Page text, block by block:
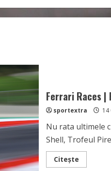
Ferrari Races |
sportextra 14
Nu rata ultimele
Shell, Trofeul
CiteșteRead
more